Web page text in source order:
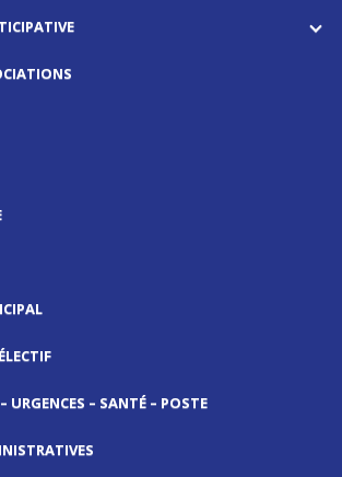
élevé
de la police
URGENCES – SANTÉ – POSTE